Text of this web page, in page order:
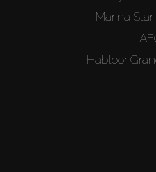
Marina
Habtoor